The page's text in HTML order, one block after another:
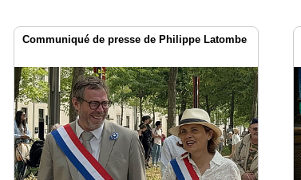
Communiqué de presse de Philippe Latombe